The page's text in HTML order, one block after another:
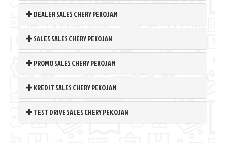
DEALER SALES CHERY PEKOJAN
SALES SALES CHERY PEKOJAN
PROMO SALES CHERY PEKOJAN
KREDIT SALES CHERY PEKOJAN
TEST DRIVE SALES CHERY PEKOJAN